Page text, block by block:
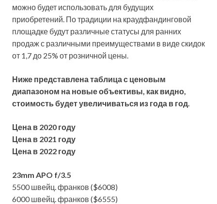
можно будет использовать для будущих
приобретений. По традиции на краудфандинговой
площадке будут различные статусы для ранних
продаж с различными преимуществами в виде скидок
от 1,7 до 25% от розничной цены.
Ниже представлена таблица с ценовым
диапазоном на новые объективы, как видно,
стоимость будет увеличиваться из года в год.
Цена в 2020 году
Цена в 2021 году
Цена в 2022 году
23mm APO f/3.5
5500 швейц. франков ($6008)
6000 швейц. франков ($6555)